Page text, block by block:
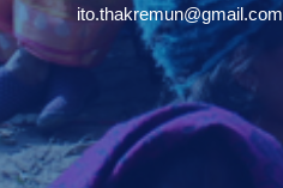
ito.thakremun@gmail.com